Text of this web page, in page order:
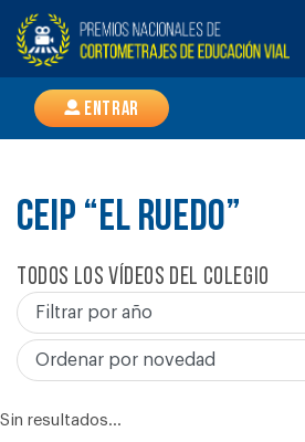
Entrar
CEIP “EL RUEDO”
Todos los vídeos del colegio
Sin resultados...